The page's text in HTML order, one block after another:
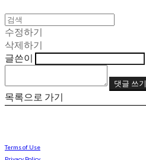
수정하기
삭제하기
글쓴이
댓글 쓰기
목록으로 가기
Terms of Use